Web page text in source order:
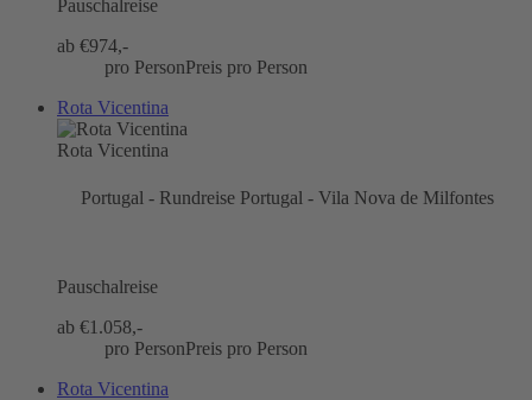
Pauschalreise
ab €974,-
pro PersonPreis pro Person
Rota Vicentina
Rota Vicentina
Portugal - Rundreise Portugal - Vila Nova de Milfontes
Pauschalreise
ab €1.058,-
pro PersonPreis pro Person
Rota Vicentina